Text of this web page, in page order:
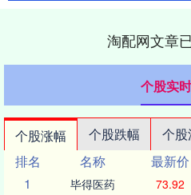
淘配网文章
个股实
个股涨幅 个股跌幅 个股
排名
名称 最新价
1
毕得医药 73.92